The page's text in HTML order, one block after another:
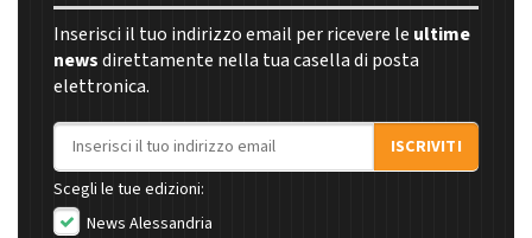
Inserisci il tuo indirizzo email per ricevere le ultime
newsdirettamente nella tua casella di posta
elettronica.
Indirizzo email
ISCRIVITI
Scegli le tue edizioni:
News Alessandria